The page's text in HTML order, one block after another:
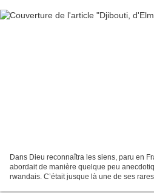
Dans Dieu reconnaîtra les siens, paru en
abordait de manière quelque peu
rwandais. C’était jusque là une de ses